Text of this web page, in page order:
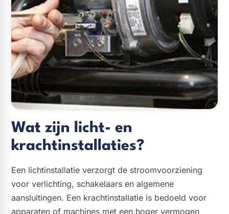
Wat zijn licht- en
krachtinstallaties?
Een lichtinstallatie verzorgt de stroomvoorziening
voor verlichting, schakelaars en algemene
aansluitingen. Een krachtinstallatie is bedoeld voor
apparaten of machines met een hoger vermogen